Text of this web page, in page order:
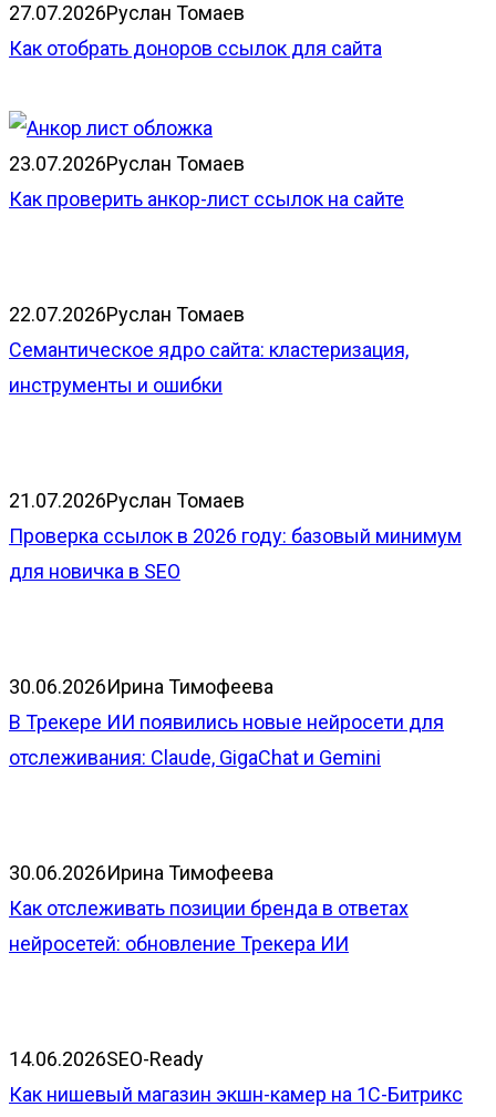
27.07.2026Руслан Томаев
Как отобрать доноров ссылок для сайта
23.07.2026Руслан Томаев
Как проверить анкор-лист ссылок на сайте
22.07.2026Руслан Томаев
Семантическое ядро сайта: кластеризация,
инструменты и ошибки
21.07.2026Руслан Томаев
Проверка ссылок в 2026 году: базовый минимум
для новичка в SEO
30.06.2026Ирина Тимофеева
В Трекере ИИ появились новые нейросети для
отслеживания: Claude, GigaChat и Gemini
30.06.2026Ирина Тимофеева
Как отслеживать позиции бренда в ответах
нейросетей: обновление Трекера ИИ
14.06.2026SEO-Ready
Как нишевый магазин экшн-камер на 1С-Битрикс